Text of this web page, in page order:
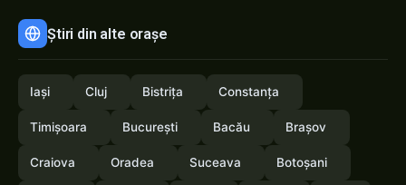
Știri din alte orașe
Iași Cluj Bistrița Constanța
Timișoara București Bacău Brașov
Craiova Oradea Suceava Botoșani